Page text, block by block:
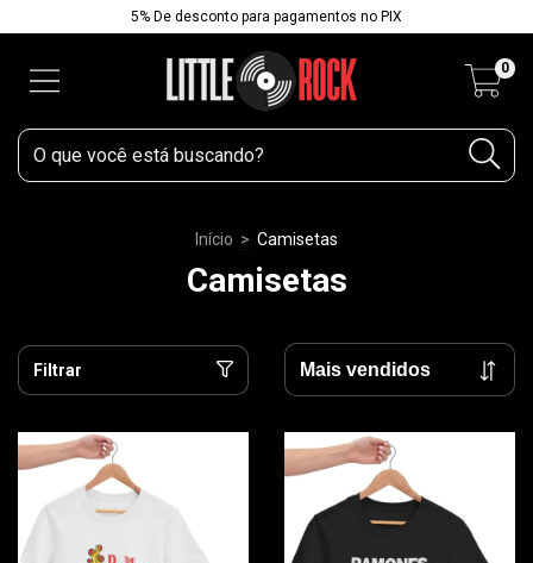
5% De desconto para pagamentos no PIX
0
Início > Camisetas
Camisetas
Filtrar